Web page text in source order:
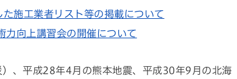
施工業者リスト等の掲載について
力向上講習会の開催について
、平成28年4月の熊本地震、平成30年9月の北海